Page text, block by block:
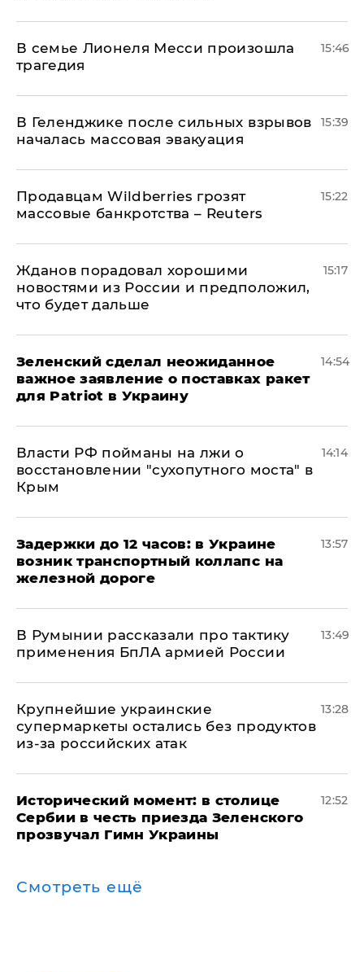
В семье Лионеля Месси произошла
трагедия
15:46
В Геленджике после сильных взрывов
началась массовая эвакуация
15:39
Продавцам Wildberries грозят
массовые банкротства – Reuters
15:22
Жданов порадовал хорошими
новостями из России и предположил,
что будет дальше
15:17
Зеленский сделал неожиданное
важное заявление о поставках ракет
для Patriot в Украину
14:54
Власти РФ пойманы на лжи о
восстановлении "сухопутного моста" в
Крым
14:14
Задержки до 12 часов: в Украине
возник транспортный коллапс на
железной дороге
13:57
В Румынии рассказали про тактику
применения БпЛА армией России
13:49
Крупнейшие украинские
супермаркеты остались без продуктов
из-за российских атак
13:28
Исторический момент: в столице
Сербии в честь приезда Зеленского
прозвучал Гимн Украины
12:52
Смотреть ещё